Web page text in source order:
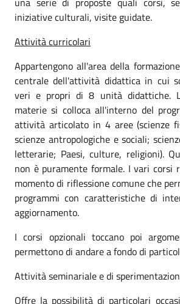
iniziative culturali, visite guidate.
Attività curricolari
Appartengono all'area della
centrale dell'attività didattica in cui
veri e propri di 8 unità didattiche.
materie si colloca all'interno del
attività articolato in 4 aree (scienze
scienze antropologiche e sociali;
letterarie; Paesi, culture, religioni).
non è puramente formale. I vari
momento di riflessione comune che
programmi con caratteristiche di
aggiornamento.
I corsi opzionali toccano poi
permettono di andare a fondo di
Attività seminariale e di
Offre la possibilità di particolari